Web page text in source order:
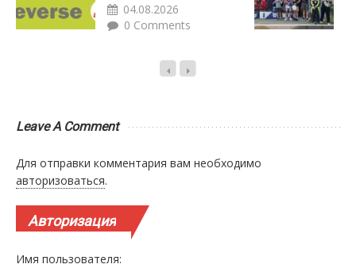
04.08.2026
0 Comments
Leave A Comment
Для отправки комментария вам необходимо
авторизоваться.
Авторизация
Имя пользователя: